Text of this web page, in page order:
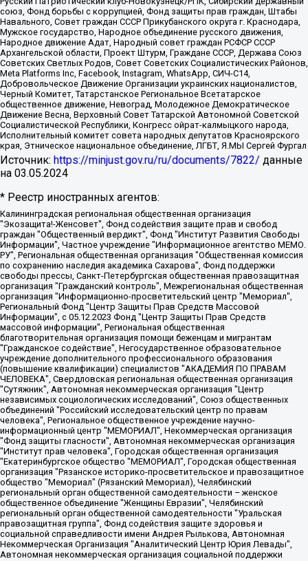
союз, Фонд борьбы с коррупцией, Фонд защиты прав граждан, Штабы
Навального, Совет граждан СССР Прикубанского округа г. Краснодара,
Мужское государство, Народное объединение русского движения,
Народное движение Адат, Народный совет граждан РСФСР СССР
Архангельской области, Проект Штурм, Граждане СССР, Держава Союз
Советских Светлых Родов, Совет Советских Социалистических Районов,
Meta Platforms Inc, Facebook, Instagram, WhatsApp, СИЧ-С14,
Добровольческое Движение Организации украинских националистов,
Черный Комитет, Татарстанское Региональное Всетатарское
общественное движение, Невоград, Молодежное Демократическое
Движение Весна, Верховный Совет Татарской Автономной Советской
Социалистической Республики, Конгресс ойрат-калмыцкого народа,
Исполнительный комитет совета народных депутатов Красноярского
края, Этническое национальное объединение, ЛГБТ, Я.МЫ Сергей Фургал
Источник: https://minjust.gov.ru/ru/documents/7822/ данные
на 03.05.2024
* Реестр иностранных агентов:
Калининградская региональная общественная организация "Экозащита!-Женсовет", Фонд содействия защите прав и свобод граждан "Общественный вердикт", Фонд "Институт Развития Свободы Информации", Частное учреждение "Информационное агентство МЕМО. РУ", Региональная общественная организация "Общественная комиссия по сохранению наследия академика Сахарова", Фонд поддержки свободы прессы, Санкт-Петербургская общественная правозащитная организация "Гражданский контроль", Межрегиональная общественная организация "Информационно-просветительский центр "Мемориал", Региональный Фонд "Центр Защиты Прав Средств Массовой Информации", с 05.12.2023 Фонд "Центр Защиты Прав Средств массовой информации", Региональная общественная благотворительная организация помощи беженцам и мигрантам "Гражданское содействие", Негосударственное образовательное учреждение дополнительного профессионального образования (повышение квалификации) специалистов "АКАДЕМИЯ ПО ПРАВАМ ЧЕЛОВЕКА", Свердловская региональная общественная организация "Сутяжник", Автономная некоммерческая организация "Центр независимых социологических исследований", Союз общественных объединений "Российский исследовательский центр по правам человека", Региональное общественное учреждение научно-информационный центр "МЕМОРИАЛ", Некоммерческая организация "Фонд защиты гласности", Автономная некоммерческая организация "Институт прав человека", Городская общественная организация "Екатеринбургское общество "МЕМОРИАЛ", Городская общественная организация "Рязанское историко-просветительское и правозащитное общество "Мемориал" (Рязанский Мемориал), Челябинский региональный орган общественной самодеятельности – женское общественное объединение "Женщины Евразии", Челябинский региональный орган общественной самодеятельности "Уральская правозащитная группа", Фонд содействия защите здоровья и социальной справедливости имени Андрея Рылькова, Автономная Некоммерческая Организация "Аналитический Центр Юрия Левады", Автономная некоммерческая организация социальной поддержки населения "Проект Апрель", Региональная общественная организация помощи женщинам и детям, находящимся в кризисной ситуации "Информационно-методический центр "Анна", Фонд содействия развитию массовых коммуникаций и правовому просвещению "Так-так-Так", Фонд содействия устойчивому развитию "Серебряная тайга", Свердловский региональный общественный фонд социальных проектов "Новое время", "Idel.Реалии", Кавказ.Реалии, Крым.Реалии, Телеканал Настоящее Время, Татаро-башкирская служба Радио Свобода (Azatliq Radiosi), Радио Свободная Европа/Радио Свобода (PCE/PC), "Сибирь.Реалии", "Фактограф", Благотворительный фонд помощи осужденным и их семьям, Автономная некоммерческая организация "Институт глобализации и социальных движений", Фонд "В защиту прав заключенных", Частное учреждение "Центр поддержки и содействия развитию средств массовой информации", Пензенский региональный общественный благотворительный фонд "Гражданский союз", "Север.Реалии", Некоммерческая организация Фонд "Правовая инициатива", Общество с ограниченной ответственностью "Радио Свободная Европа/Радио Свобода", Чешское информационное агентство "MEDIUM-ORIENT", Красноярская региональная общественная организация "Мы против СПИДа", Камалягин Денис Николаевич, Маркелов Сергей Евгеньевич, Пономарев Лев Александрович, Савицкая Людмила Алексеевна, Автономная некоммерческая организация "Центр по работе с проблемой насилия "НАСИЛИЮ.НЕТ", Межрегиональный профессиональный союз работников здравоохранения "Альянс врачей", Юридическое лицо, зарегистрированное в Латвийской Республике, SIA "Medusa Project" (регистрационный номер 40103797863, дата регистрации 10.06.2014), Некоммерческая организация "Фонд по борьбе с коррупцией", Автономная некоммерческая организация "Институт права и публичной политики", Баданин Роман Сергеевич, Гликин Максим Александрович, Железнова Мария Михайловна, Лукьянова Юлия Сергеевна, Маетная Елизавета Витальевна, Маняхин Петр Борисович, Чуракова Ольга Владимировна, Ярош Юлия Петровна, Юридическое лицо "The Insider SIA", зарегистрированное в Риге, Латвийская Республика (дата регистрации 26.06.2015), являющееся администратором доменного имени интернет-издания "The Insider SIA", https://theins.ru, Постернак Алексей Евгеньевич, Рубин Михаил Аркадьевич, Анин Роман Александрович, Юридическое лицо Istories fonds, зарегистрированное в Латвийской Республике (регистрационный номер 50008295751, дата регистрации 24.02.2020), Великовский Дмитрий Александрович, Долинина Ирина Николаевна, Мароховская Алеся Алексеевна, Шлейнов Роман Юрьевич, Шмагун Олеся Валентиновна, Общество с ограниченной ответственностью "Альтаир 2021", Общество с ограниченной ответственностью "Вега 2021", Общество с ограниченной ответственностью "Главный редактор 2021", Общество с ограниченной ответственностью "Ромашки монолит", Важенков Артем Валерьевич, Ивановская областная общественная организация "Центр гендерных исследований", Гурман Юрий Альбертович, Медиапроект "ОВД-Инфо", Егоров Владимир Владимирович, Жилинский Владимир Александрович, Общество с ограниченной ответственностью "ЗП", Иванова София Юрьевна, Карезина Инна Павловна, Кильтау Екатерина Викторовна, Петров Алексей Викторович, Пискунов Сергей Евгеньевич, Смирнов Сергей Сергеевич, Тихонов Михаил Сергеевич, Общество с ограниченной ответственностью "ЖУРНАЛИСТ-ИНОСТРАННЫЙ АГЕНТ", Арапова Галина Юрьевна, Вольтская Татьяна Анатольевна, Американская компания "Mason G.E.S. Anonymous Foundation" (США), являющаяся владельцем интернет-издания https://mnews.world/, Компания "Stichting Bellingcat", зарегистрированная в Нидерландах (дата регистрации 11.07.2018), Захаров Андрей Вячеславович, Клепиковская Екатерина Дмитриевна, Общество с ограниченной ответственностью "МЕМО", Перл Роман Александрович, Симонов Евгений Алексеевич, Соловьева Елена Анатольевна, Сотников Даниил Владимирович, Сурначева Елизавета Дмитриевна, Автономная некоммерческая организация по защите прав человека и информированию населения "Якутия – Наше Мнение", Общество с ограниченной ответственностью "Москоу диджитал медиа", с 26.01.2023 Общество с ограниченной ответственностью "Чайка Белые сады", Ветошкина Валерия Валерьевна, Заговора Максим Александрович, Межрегиональное общественное движение "Российская ЛГБТ - сеть", Оленичев Максим Владимирович, Павлов Иван Юрьевич, Скворцова Елена Сергеевна, Общество с ограниченной ответственностью "Как бы инагент", Кочетков Игорь Викторович, Общество с ограниченной ответственностью "Честные выборы", Еланчик Олег Александрович, Общество с ограниченной ответственностью "Нобелевский призыв", Гималова Регина Эмилевна, Григорьев Андрей Валерьевич, Григорьева Алина Александровна, Ассоциация по содействию защите прав призывников, альтернативнослужащих и военнослужащих "Правозащитная группа "Гражданин.Армия.Право", Хисамова Регина Фаритовна, Автономная некоммерческая организация по реализации социально-правовых программ "Лилит", Дальневосточное общественное движение "Маяк", Санкт-Петербургская ЛГБТ-инициативная группа "Выход", Инициативная группа ЛГБТ+ "Реверс", Алексеев Андрей Викторович, Бекбулатова Таисия Львовна, Беляев Иван Михайлович, Владыкина Елена Сергеевна, Гельман Марат Александрович, Никульшина Вероника Юрьевна, Толоконникова Надежда Андреевна, Шендерович Виктор Анатольевич, Общество с ограниченной ответственностью "Данное сообщение", Общество с ограниченной ответственностью Издательский дом "Новая глава", Айнбиндер Александра Александровна, Московский комьюнити-центр для ЛГБТ+инициатив, Благотворительный фонд развития филантропии, Deutsche Welle (Германия, Kurt-Schumacher-Strasse 3, 53113 Bonn), Борзунова Мария Михайловна, Воробьев Виктор Викторович, Голубева Анна Львовна, Константинова Алла Михайловна, Малкова Ирина Владимировна, Мурадов Мурад Абдулгалимович, Осетинская Елизавета Николаевна, Понасенков Евгений Николаевич, Ганапольский Матвей Юрьевич, Киселев Евгений Алексеевич, Борухович Ирина Григорьевна, Дремин Иван Тимофеевич, Дубровский Дмитрий Викторович, Красноярская региональная общественная организация поддержки и развития альтернативных образовательных технологий и межкультурных коммуникаций "ИНТЕРРА", Маяковская Екатерина Алексеевна, Фейгин Марк Захарович, Филимонов Андрей Викторович, Дзугкоева Регина Николаевна, Доброхотов Роман Александрович, Дудь Юрий Александрович, Елкин Сергей Владимирович, Кругликов Кирилл Игоревич, Сабунаева Мария Леонидовна, Семенов Алексей Владимирович, Шаинян Карен Багратович, Шульман Екатерина Михайловна, Асафьев Артур Валерьевич, Вахштайн Виктор Семенович, Венедиктов Алексей Алексеевич, Лушникова Екатерина Евгеньевна, Волков Леонид Михайлович, Невзоров Александр Глебович, Пархоменко Сергей Борисович, Сироткин Ярослав Николаевич, Кара-Мурза Владимир Владимирович, Баранова Наталья Владимировна, Гозман Леонид Яковлевич, Кагарлицкий Борис Юльевич, Климарев Михаил Валерьевич, Милов Владимир Станиславович, Автономная некоммерческая организация Краснодарский центр современного искусства "Типография", Моргенштерн Алишер Тагирович, Соболь Любовь Эдуардовна, Общество с ограниченной ответственностью "ЛИЗА НОРМ", Каспаров Гарри Кимович, Ходорковский Михаил Борисович, Общество с ограниченной ответственностью "Апрельские тезисы", Данилович Ирина Брониславовна, Кашин Олег Владимирович, Петров Николай Владимирович, Пивоваров Алексей Владимирович, Соколов Михаил Владимирович, Цветкова Юлия Владимировна, Чичваркин Евгений Александрович, Комитет против пыток/Команда против пыток, Общество с ограниченной ответственностью "Первый научный", Общество с ограниченной ответственностью "Вертолет и ко", Белоцерковская Вероника Борисовна, Кац Максим Евгеньевич, Лазарева Татьяна Юрьевна, Шаведдинов Руслан Табризович, Яшин Илья Валерьевич, Общество с ограниченной ответственностью "Иноагент ААВ", Алешковский Дмитрий Петрович, Альбац Евгения Марковна, Быков Дмитрий Львович, Галямина Юлия Евгеньевна, Лойко Сергей Леонидович, Мартынов Кирилл Константинович, Медведев Сергей Александрович, Крашенинников Федор Геннадиевич, Гордеева Катерина Вл